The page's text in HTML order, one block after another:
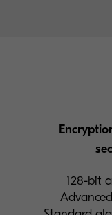
128-bit